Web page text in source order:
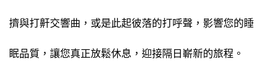
擠與打鼾交響曲，或是此起彼落的打呼聲，影響您的睡
眠品質，讓您真正放鬆休息，迎接隔日嶄新的旅程。